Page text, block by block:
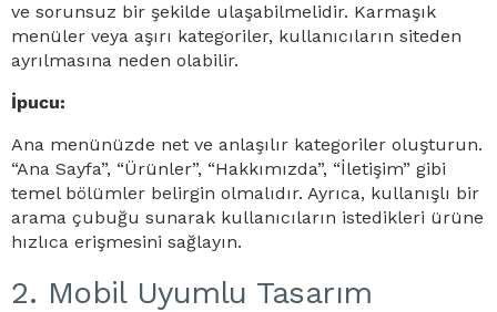
ve sorunsuz bir şekilde ulaşabilmelidir. Karmaşık
menüler veya aşırı kategoriler, kullanıcıların siteden
ayrılmasına neden olabilir.
İpucu:
Ana menünüzde net ve anlaşılır kategoriler oluşturun.
“Ana Sayfa”, “Ürünler”, “Hakkımızda”, “İletişim” gibi
temel bölümler belirgin olmalıdır. Ayrıca, kullanışlı bir
arama çubuğu sunarak kullanıcıların istedikleri ürüne
hızlıca erişmesini sağlayın.
2. Mobil Uyumlu Tasarım